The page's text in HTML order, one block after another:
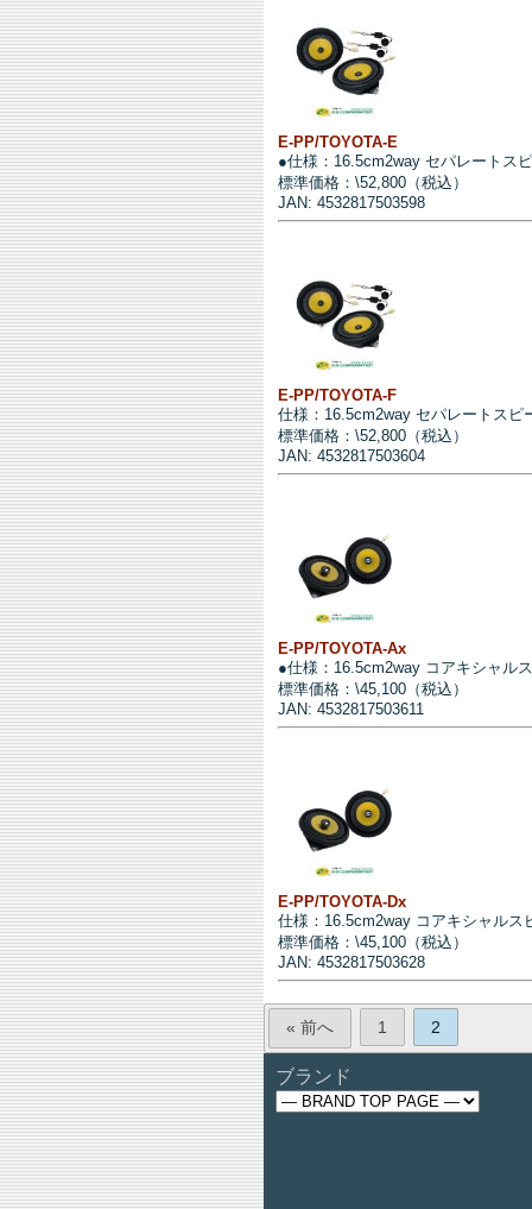
E-PP/TOYOTA-E
●仕様：16.5cm2way セパレートス
標準価格：\52,800（税込）
JAN: 4532817503598
E-PP/TOYOTA-F
仕様：16.5cm2way セパレートスピ
標準価格：\52,800（税込）
JAN: 4532817503604
E-PP/TOYOTA-Ax
●仕様：16.5cm2way コアキシャル
標準価格：\45,100（税込）
JAN: 4532817503611
E-PP/TOYOTA-Dx
仕様：16.5cm2way コアキシャルス
標準価格：\45,100（税込）
JAN: 4532817503628
« 前へ 1 2
ブランド